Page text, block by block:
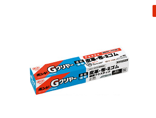
アロンアルフア
ハイスピードEX
コニシ ボンド